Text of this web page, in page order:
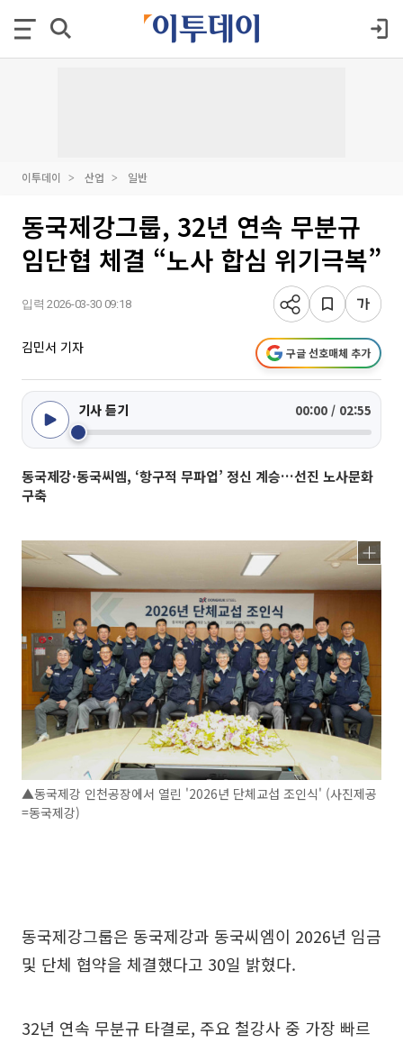
이투데이 산업 일반
동국제강그룹, 32년 연속 무분규
임단협 체결 “노사 합심 위기극복”
입력 2026-03-30 09:18
김민서 기자 구글 선호매체 추가
기사 듣기 00:00 / 02:55
동국제강·동국씨엠, ‘항구적 무파업’ 정신 계승…선진 노사문화
구축
▲동국제강 인천공장에서 열린 '2026년 단체교섭 조인식' (사진제공
=동국제강)
동국제강그룹은 동국제강과 동국씨엠이 2026년 임금
및 단체 협약을 체결했다고 30일 밝혔다.
32년 연속 무분규 타결로, 주요 철강사 중 가장 빠르